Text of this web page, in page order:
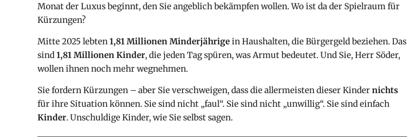
Monat der Luxus beginnt, den Sie angeblich bekämpfen wollen. Wo ist da der Spielraum für
Kürzungen?
Mitte 2025 lebten1,81 Millionen Minderjährigein Haushalten, die Bürgergeld beziehen. Das
sind1,81 Millionen Kinder, die jeden Tag spüren, was Armut bedeutet. Und Sie, Herr Söder,
wollen ihnen noch mehr wegnehmen.
Sie fordern Kürzungen – aber Sie verschweigen, dass die allermeisten dieser Kindernichts
für ihre Situation können. Sie sind nicht „faul“. Sie sind nicht „unwillig“. Sie sind einfach
Kinder. Unschuldige Kinder, wie Sie selbst sagen.